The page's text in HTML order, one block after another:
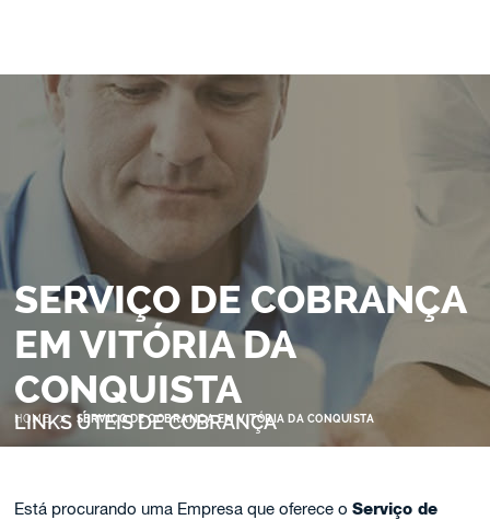
SERVIÇO DE COBRANÇA
EM VITÓRIA DA
CONQUISTA
LINKS ÚTEIS DE COBRANÇA
HOME > SERVIÇO DE COBRANÇA EM VITÓRIA DA CONQUISTA
Está procurando uma Empresa que oferece oServiço de